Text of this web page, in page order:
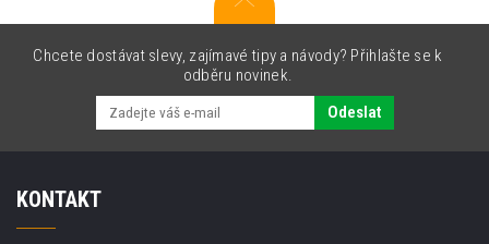
Chcete dostávat slevy, zajímavé tipy a návody? Přihlašte se k
odběru novinek.
Odeslat
KONTAKT